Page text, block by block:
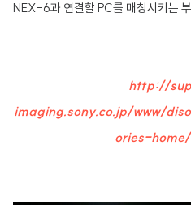
NEX-6과 연결할 PC를 매칭시키는
http://
imaging.sony.co.jp/www/
ories-